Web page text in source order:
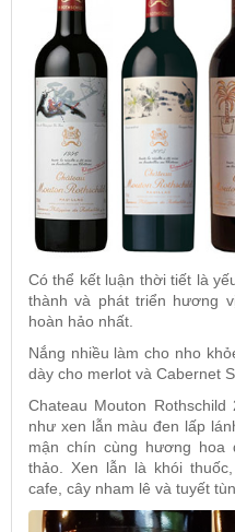
Có thể kết luận thời tiết là
thành và phát triển hương
hoàn hảo nhất.
Nắng nhiều làm cho nho
dày cho merlot và Cabernet
Chateau Mouton
như xen lẫn màu đen lấp
mận chín cùng hương hoa
thảo. Xen lẫn là khói
cafe, cây nham lê và tuyết